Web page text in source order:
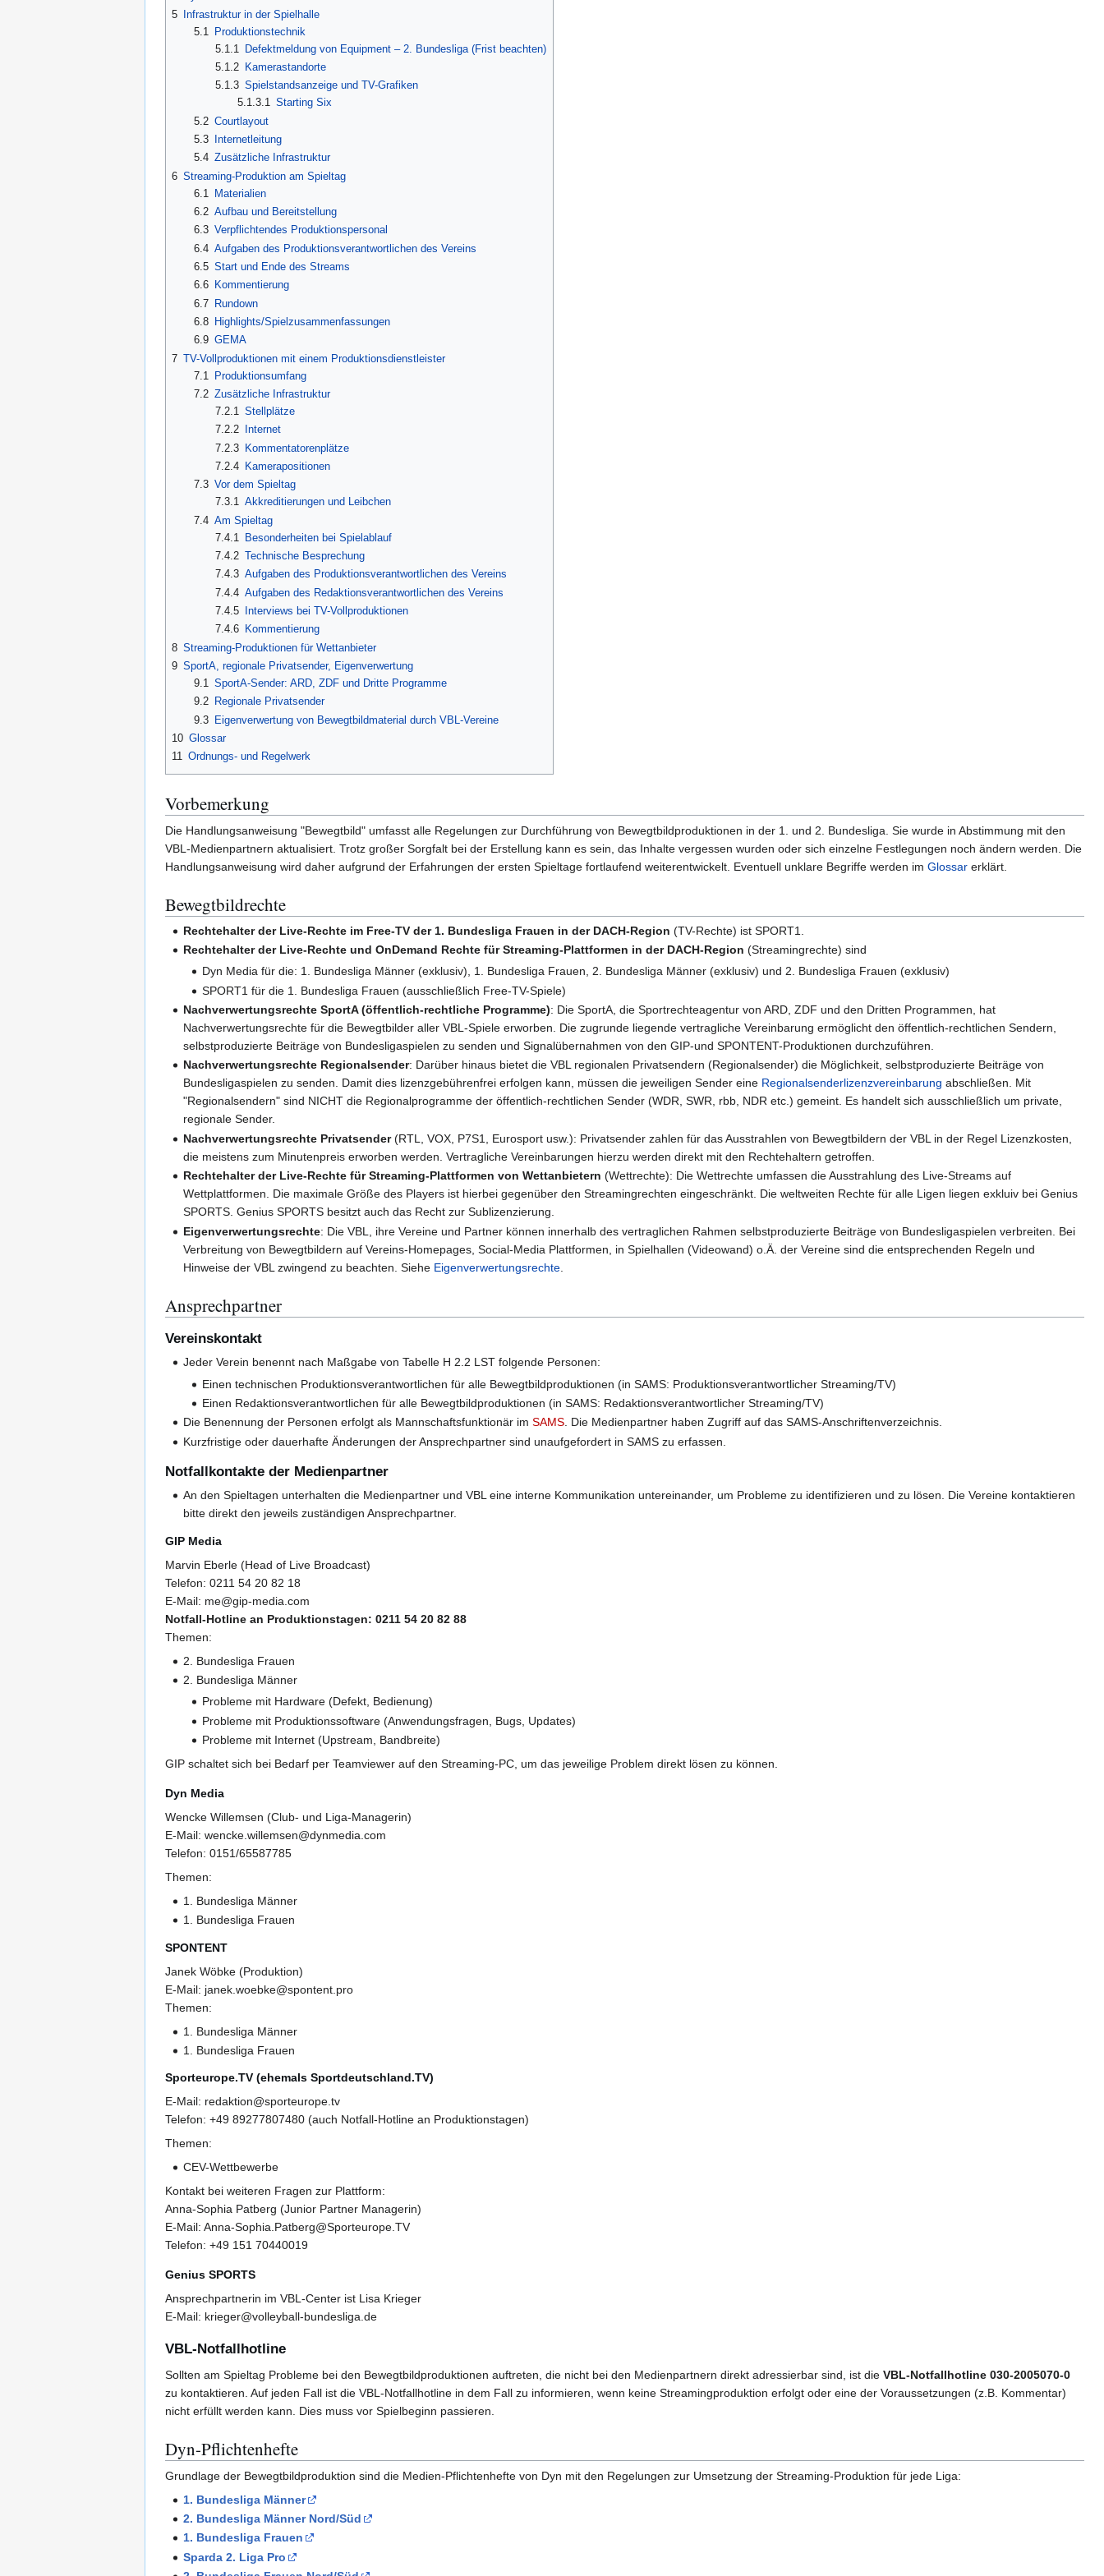
5 Infrastruktur in der Spielhalle
5.1
Produktionstechnik
5.1.1
Defektmeldung von Equipment – 2. Bundesliga (Frist beachten)
5.1.2 Kamerastandorte
5.1.3 Spielstandsanzeige und TV-Grafiken
5.1.3.1 Starting Six
5.2 Courtlayout
5.3
Internetleitung
5.4 Zusätzliche Infrastruktur
6 Streaming-Produktion am Spieltag
6.1
Materialien
6.2 Aufbau und Bereitstellung
6.3 Verpflichtendes Produktionspersonal
6.4 Aufgaben des Produktionsverantwortlichen des Vereins
6.5 Start und Ende des Streams
6.6
Kommentierung
6.7 Rundown
6.8
Highlights/Spielzusammenfassungen
6.9 GEMA
7 TV-Vollproduktionen mit einem Produktionsdienstleister
7.1
Produktionsumfang
7.2 Zusätzliche Infrastruktur
7.2.1
Stellplätze
7.2.2
Internet
7.2.3 Kommentatorenplätze
7.2.4 Kamerapositionen
7.3 Vor dem Spieltag
7.3.1 Akkreditierungen und Leibchen
7.4 Am Spieltag
7.4.1
Besonderheiten bei Spielablauf
7.4.2 Technische Besprechung
7.4.3 Aufgaben des Produktionsverantwortlichen des Vereins
7.4.4 Aufgaben des Redaktionsverantwortlichen des Vereins
7.4.5
Interviews bei TV-Vollproduktionen
7.4.6 Kommentierung
8 Streaming-Produktionen für Wettanbieter
9 SportA, regionale Privatsender, Eigenverwertung
9.1
SportA-Sender: ARD, ZDF und Dritte Programme
9.2
Regionale Privatsender
9.3 Eigenverwertung von Bewegtbildmaterial durch VBL-Vereine
10 Glossar
11 Ordnungs- und Regelwerk
Vorbemerkung
Die Handlungsanweisung "Bewegtbild" umfasst alle Regelungen zur Durchführung von Bewegtbildproduktionen in der 1. und 2. Bundesliga. Sie wurde in Abstimmung mit den
VBL-Medienpartnern aktualisiert. Trotz großer Sorgfalt bei der Erstellung kann es sein, das Inhalte vergessen wurden oder sich einzelne Festlegungen noch ändern werden. Die
Handlungsanweisung wird daher aufgrund der Erfahrungen der ersten Spieltage fortlaufend weiterentwickelt. Eventuell unklare Begriffe werden im Glossar erklärt.
Bewegtbildrechte
Rechtehalter der Live-Rechte im Free-TV der 1. Bundesliga Frauen in der DACH-Region (TV-Rechte) ist SPORT1.
Rechtehalter der Live-Rechte und OnDemand Rechte für Streaming-Plattformen in der DACH-Region (Streamingrechte) sind
Dyn Media für die: 1. Bundesliga Männer (exklusiv), 1. Bundesliga Frauen, 2. Bundesliga Männer (exklusiv) und 2. Bundesliga Frauen (exklusiv)
SPORT1 für die 1. Bundesliga Frauen (ausschließlich Free-TV-Spiele)
Nachverwertungsrechte SportA (öffentlich-rechtliche Programme): Die SportA, die Sportrechteagentur von ARD, ZDF und den Dritten Programmen, hat
Nachverwertungsrechte für die Bewegtbilder aller VBL-Spiele erworben. Die zugrunde liegende vertragliche Vereinbarung ermöglicht den öffentlich-rechtlichen Sendern,
selbstproduzierte Beiträge von Bundesligaspielen zu senden und Signalübernahmen von den GIP-und SPONTENT-Produktionen durchzuführen.
Nachverwertungsrechte Regionalsender: Darüber hinaus bietet die VBL regionalen Privatsendern (Regionalsender) die Möglichkeit, selbstproduzierte Beiträge von
Bundesligaspielen zu senden. Damit dies lizenzgebührenfrei erfolgen kann, müssen die jeweiligen Sender eine Regionalsenderlizenzvereinbarung abschließen. Mit
"Regionalsendern" sind NICHT die Regionalprogramme der öffentlich-rechtlichen Sender (WDR, SWR, rbb, NDR etc.) gemeint. Es handelt sich ausschließlich um private,
regionale Sender.
Nachverwertungsrechte Privatsender(RTL, VOX, P7S1, Eurosport usw.): Privatsender zahlen für das Ausstrahlen von Bewegtbildern der VBL in der Regel Lizenzkosten,
die meistens zum Minutenpreis erworben werden. Vertragliche Vereinbarungen hierzu werden direkt mit den Rechtehaltern getroffen.
Rechtehalter der Live-Rechte für Streaming-Plattformen von Wettanbietern (Wettrechte): Die Wettrechte umfassen die Ausstrahlung des Live-Streams auf
Wettplattformen. Die maximale Größe des Players ist hierbei gegenüber den Streamingrechten eingeschränkt. Die weltweiten Rechte für alle Ligen liegen exkluiv bei Genius
SPORTS. Genius SPORTS besitzt auch das Recht zur Sublizenzierung.
Eigenverwertungsrechte: Die VBL, ihre Vereine und Partner können innerhalb des vertraglichen Rahmen selbstproduzierte Beiträge von Bundesligaspielen verbreiten. Bei
Verbreitung von Bewegtbildern auf Vereins-Homepages, Social-Media Plattformen, in Spielhallen (Videowand) o.Ä. der Vereine sind die entsprechenden Regeln und
Hinweise der VBL zwingend zu beachten. Siehe Eigenverwertungsrechte
Ansprechpartner
Vereinskontakt
Jeder Verein benennt nach Maßgabe von Tabelle H 2.2 LST folgende Personen:
Einen technischen Produktionsverantwortlichen für alle Bewegtbildproduktionen (in SAMS: Produktionsverantwortlicher Streaming/TV)
Einen Redaktionsverantwortlichen für alle Bewegtbildproduktionen (in SAMS: Redaktionsverantwortlicher Streaming/TV)
Die Benennung der Personen erfolgt als Mannschaftsfunktionär imSAMS. Die Medienpartner haben Zugriff auf das SAMS-Anschriftenverzeichnis.
Kurzfristige oder dauerhafte Änderungen der Ansprechpartner sind unaufgefordert in SAMS zu erfassen.
Notfallkontakte der Medienpartner
An den Spieltagen unterhalten die Medienpartner und VBL eine interne Kommunikation untereinander, um Probleme zu identifizieren und zu lösen. Die Vereine kontaktieren
bitte direkt den jeweils zuständigen Ansprechpartner.
GIP Media
Marvin Eberle (Head of Live Broadcast)
Telefon: 0211 54 20 82 18
E-Mail: me@gip-media.com
Notfall-Hotline an Produktionstagen: 0211 54 20 82 88
Themen:
2. Bundesliga Frauen
2. Bundesliga Männer
Probleme mit Hardware (Defekt, Bedienung)
Probleme mit Produktionssoftware (Anwendungsfragen, Bugs, Updates)
Probleme mit Internet (Upstream, Bandbreite)
GIP schaltet sich bei Bedarf per Teamviewer auf den Streaming-PC, um das jeweilige Problem direkt lösen zu können.
Dyn Media
Wencke Willemsen (Club- und Liga-Managerin)
E-Mail: wencke.willemsen@dynmedia.com
Telefon: 0151/65587785
Themen:
1. Bundesliga Männer
1. Bundesliga Frauen
SPONTENT
Janek Wöbke (Produktion)
E-Mail: janek.woebke@spontent.pro
Themen:
1. Bundesliga Männer
1. Bundesliga Frauen
Sporteurope.TV (ehemals Sportdeutschland.TV)
E-Mail: redaktion@sporteurope.tv
Telefon: +49 89277807480 (auch Notfall-Hotline an Produktionstagen)
Themen:
CEV-Wettbewerbe
Kontakt bei weiteren Fragen zur Plattform:
Anna-Sophia Patberg (Junior Partner Managerin)
E-Mail: Anna-Sophia.Patberg@Sporteurope.TV
Telefon: +49 151 70440019
Genius SPORTS
Ansprechpartnerin im VBL-Center ist Lisa Krieger
E-Mail: krieger@volleyball-bundesliga.de
VBL-Notfallhotline
Sollten am Spieltag Probleme bei den Bewegtbildproduktionen auftreten, die nicht bei den Medienpartnern direkt adressierbar sind, ist die VBL-Notfallhotline 030-2005070-0
zu kontaktieren. Auf jeden Fall ist die VBL-Notfallhotline in dem Fall zu informieren, wenn keine Streamingproduktion erfolgt oder eine der Voraussetzungen (z.B. Kommentar)
nicht erfüllt werden kann. Dies muss vor Spielbeginn passieren.
Dyn-Pflichtenhefte
Grundlage der Bewegtbildproduktion sind die Medien-Pflichtenhefte von Dyn mit den Regelungen zur Umsetzung der Streaming-Produktion für jede Liga:
1. Bundesliga Männer
2. Bundesliga Männer Nord/Süd
1. Bundesliga Frauen
Sparda 2. Liga Pro